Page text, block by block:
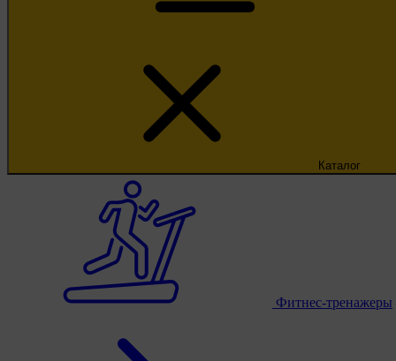
Каталог
Фитнес-тренажеры